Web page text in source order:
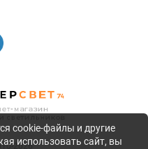
2026
cookie-файлы и другие
использовать сайт, вы